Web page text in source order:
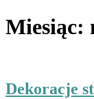
Miesiąc:
Dekoracje